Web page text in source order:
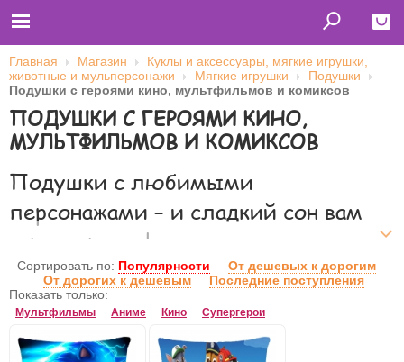
Close
Главная
Футболки
Толстовки (кенгурушки)
Лонгсливы
Бейсболки
Оплата и доставка
Имя пользователя (логин)
Главная Магазин
Куклы и аксессуары, мягкие игрушки,
животные и мульперсонажи
Мягкие игрушки
Подушки
Подушки с героями кино, мультфильмов и комиксов
ПОДУШКИ С ГЕРОЯМИ КИНО,
МУЛЬТФИЛЬМОВ И КОМИКСОВ
Подушки с любимыми
персонажами – и сладкий сон вам
гарантирован!
От качества подушки напрямую зависит качество сна. А
здоровый сон – это залог отменного самочувствия. Интернет-
удобных подушек с мультяшными принтами. Заказывайте
уникальную продукцию для себя и для детей!
Сортировать по: Популярности
От дешевых к дорогим
От дорогих к дешевым
Последние поступления
Показать только:
Мультфильмы Аниме Кино Супергерои